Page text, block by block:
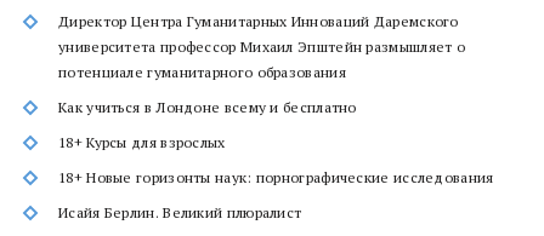
Директор Центра Гуманитарных Инноваций Даремского
университета профессор Михаил Эпштейн размышляет о
потенциале гуманитарного образования
Как учиться в Лондоне всему и бесплатно
18+ Курсы для взрослых
18+ Новые горизонты наук: порнографические исследования
Исайя Берлин. Великий плюралист